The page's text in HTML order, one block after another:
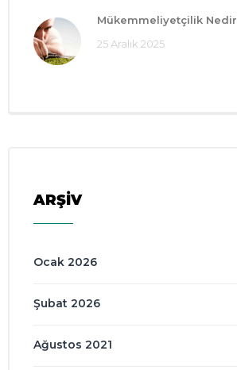
Mükemmeliyetçilik
25 Aralık 2025
ARŞİV
Ocak 2026
Şubat 2026
Ağustos 2021